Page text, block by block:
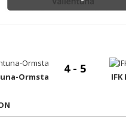
Ormsta
4 - 5